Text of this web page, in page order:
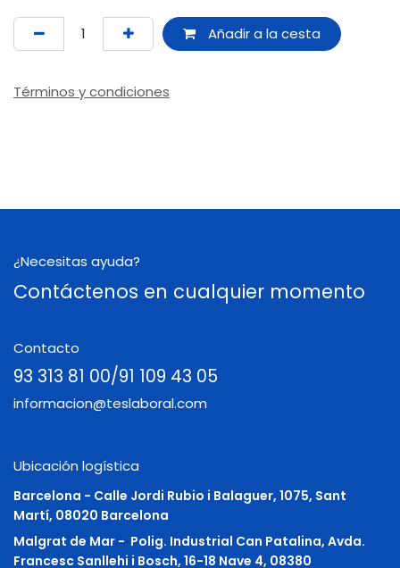
Añadir a la cesta
Términos y condiciones
¿Necesitas ayuda?
Contáctenos en cualquier momento
Contacto
93 313 81 00/91 109 43 05
informacion@teslaboral.com
Ubicación logística
Barcelona - Calle Jordi Rubio i Balaguer, 1075, Sant
Martí, 08020 Barcelona
Malgrat de Mar - Polig. Industrial Can Patalina, Avda.
Francesc Sanllehi i Bosch, 16-18 Nave 4, 08380